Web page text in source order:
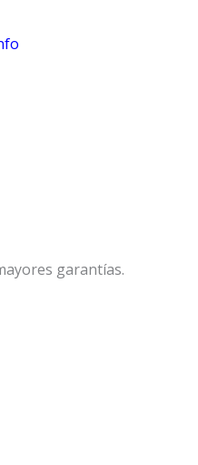
garantías.